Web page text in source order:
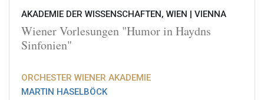
AKADEMIE DER WISSENSCHAFTEN, WIEN | VIENNA
Wiener Vorlesungen "Humor in Haydns
Sinfonien"
ORCHESTER WIENER AKADEMIE
MARTIN HASELBÖCK